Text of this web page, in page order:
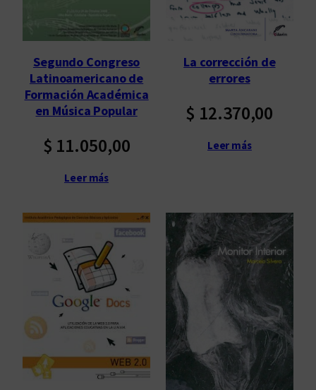
o
ú
l
t
m
s
Segundo Congreso
Latinoamericano de
Formación Académica
en Música Popular
$ 11.050,00
Leer más
La corrección de
errores
$ 12.370,00
Leer más